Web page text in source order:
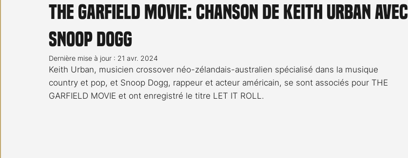
Carnet noir Open Air
THE GARFIELD MOVIE: chanson de Keith Urban avec
Snoop Dogg
Dernière mise à jour : 21 avr. 2024
Keith Urban, musicien crossover néo-zélandais-australien spécialisé dans la musique
country et pop, et Snoop Dogg, rappeur et acteur américain, se sont associés pour THE
GARFIELD MOVIE et ont enregistré le titre LET IT ROLL.